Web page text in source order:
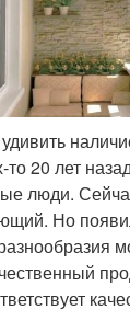
20 лет
люди.
Но